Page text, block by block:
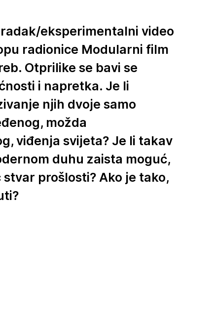
eksperimentalni video
radionice Modularni film
Otprilike se bavi se
i napretka. Je li
njih dvoje samo
možda
viđenja svijeta? Je li takav
duhu zaista moguć,
stvar prošlosti? Ako je tako,